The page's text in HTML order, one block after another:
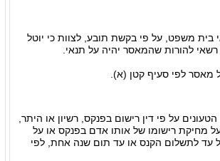
משפט, על פי בקשת תובע, לצוות כי יוטל
להורות שהמאסר יהיה על תנאי.
על פי דין רישום בפנקס, רשיון או היתר,
מחיקת רישומו של אותו אדם בפנקס או על
עד לתשלום הקנס או עד תום שנה אחת, לפי